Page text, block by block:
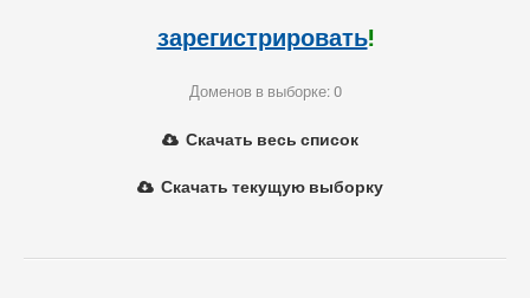
зарегистрировать!
Доменов в выборке: 0
Скачать весь список
Скачать текущую выборку